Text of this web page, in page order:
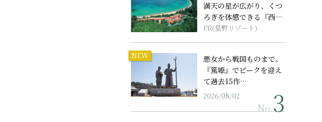
満天の星が広がり、くつ
ろぎを体感できる『西表
島ホテル by...
PR(星野リゾート)
NEW
悪女から戦国ものまで。
『篤姫』でピークを迎え
て過去15作…
2026/08/02
No.